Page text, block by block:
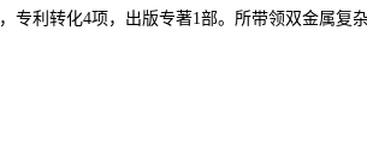
，专利转化4项，出版专著1部。所带领双金属复